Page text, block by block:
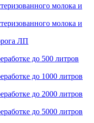
молока и
молока и
ЛП
до 500 литров
до 1000 литров
до 2000 литров
до 5000 литров